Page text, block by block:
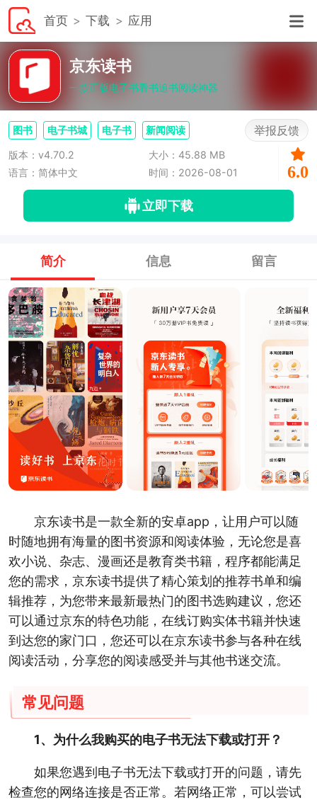
首页 下载 应用
京东读书
一款正版电子书看书追书阅读神器
图书 电子书城 电子书 新闻阅读 举报反馈
版本：v4.70.2
大小：45.88 MB
语言：简体中文
时间：2026-08-01 6.0
立即下载
简介 信息 留言
京东读书是一款全新的安卓app，让用户可以随
时随地拥有海量的图书资源和阅读体验，无论您是喜
欢小说、杂志、漫画还是教育类书籍，程序都能满足
您的需求，京东读书提供了精心策划的推荐书单和编
辑推荐，为您带来最新最热门的图书选购建议，您还
可以通过京东的特色功能，在线订购实体书籍并快速
到达您的家门口，您还可以在京东读书参与各种在线
阅读活动，分享您的阅读感受并与其他书迷交流。
常见问题
1、为什么我购买的电子书无法下载或打开？
如果您遇到电子书无法下载或打开的问题，请先
检查您的网络连接是否正常。若网络正常，可以尝试